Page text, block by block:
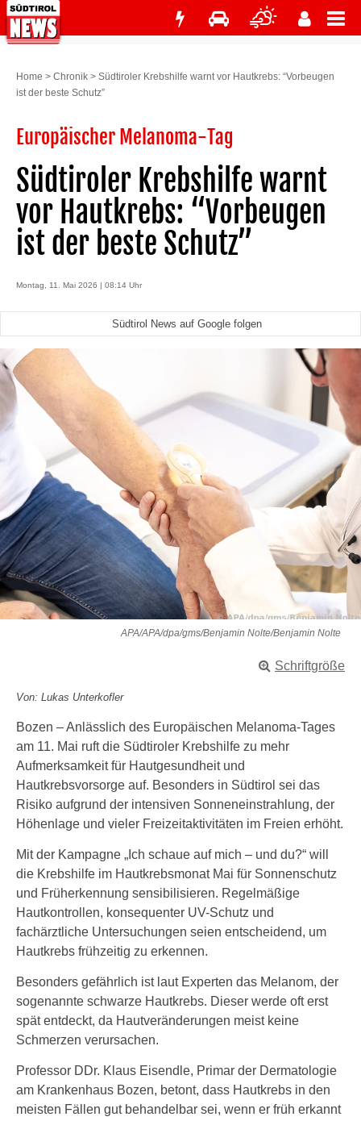
Home > Chronik > Südtiroler Krebshilfe warnt vor Hautkrebs: “Vorbeugen
ist der beste Schutz”
Europäischer Melanoma-Tag
Südtiroler Krebshilfe warnt
vor Hautkrebs: “Vorbeugen
ist der beste Schutz”
Montag, 11. Mai 2026 | 08:14 Uhr
Südtirol News auf Google folgen
APA/APA/dpa/gms/Benjamin Nolte/Benjamin Nolte
Schriftgröße
Von: Lukas Unterkofler
Bozen – Anlässlich des Europäischen Melanoma-Tages
am 11. Mai ruft die Südtiroler Krebshilfe zu mehr
Aufmerksamkeit für Hautgesundheit und
Hautkrebsvorsorge auf. Besonders in Südtirol sei das
Risiko aufgrund der intensiven Sonneneinstrahlung, der
Höhenlage und vieler Freizeitaktivitäten im Freien erhöht.
Mit der Kampagne „Ich schaue auf mich – und du?“ will
die Krebshilfe im Hautkrebsmonat Mai für Sonnenschutz
und Früherkennung sensibilisieren. Regelmäßige
Hautkontrollen, konsequenter UV-Schutz und
fachärztliche Untersuchungen seien entscheidend, um
Hautkrebs frühzeitig zu erkennen.
Besonders gefährlich ist laut Experten das Melanom, der
sogenannte schwarze Hautkrebs. Dieser werde oft erst
spät entdeckt, da Hautveränderungen meist keine
Schmerzen verursachen.
Professor DDr. Klaus Eisendle, Primar der Dermatologie
am Krankenhaus Bozen, betont, dass Hautkrebs in den
meisten Fällen gut behandelbar sei, wenn er früh erkannt